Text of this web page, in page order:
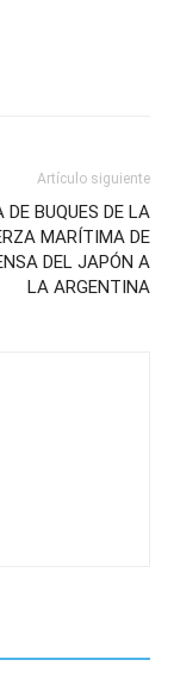
Artículo siguiente
DE BUQUES DE LA
MARÍTIMA DE
DEL JAPÓN A
LA ARGENTINA